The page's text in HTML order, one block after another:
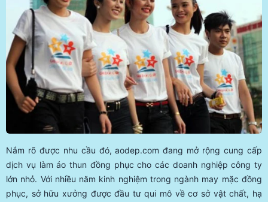
Nắm rõ được nhu cầu đó, aodep.com đang mở rộng cung cấp
dịch vụ làm áo thun đồng phục cho các doanh nghiệp công ty
lớn nhỏ. Với nhiều năm kinh nghiệm trong ngành may mặc đồng
phục, sở hữu xưởng được đầu tư qui mô về cơ sở vật chất, hạ